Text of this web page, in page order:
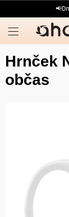
na
obsah
Hrnček
občas